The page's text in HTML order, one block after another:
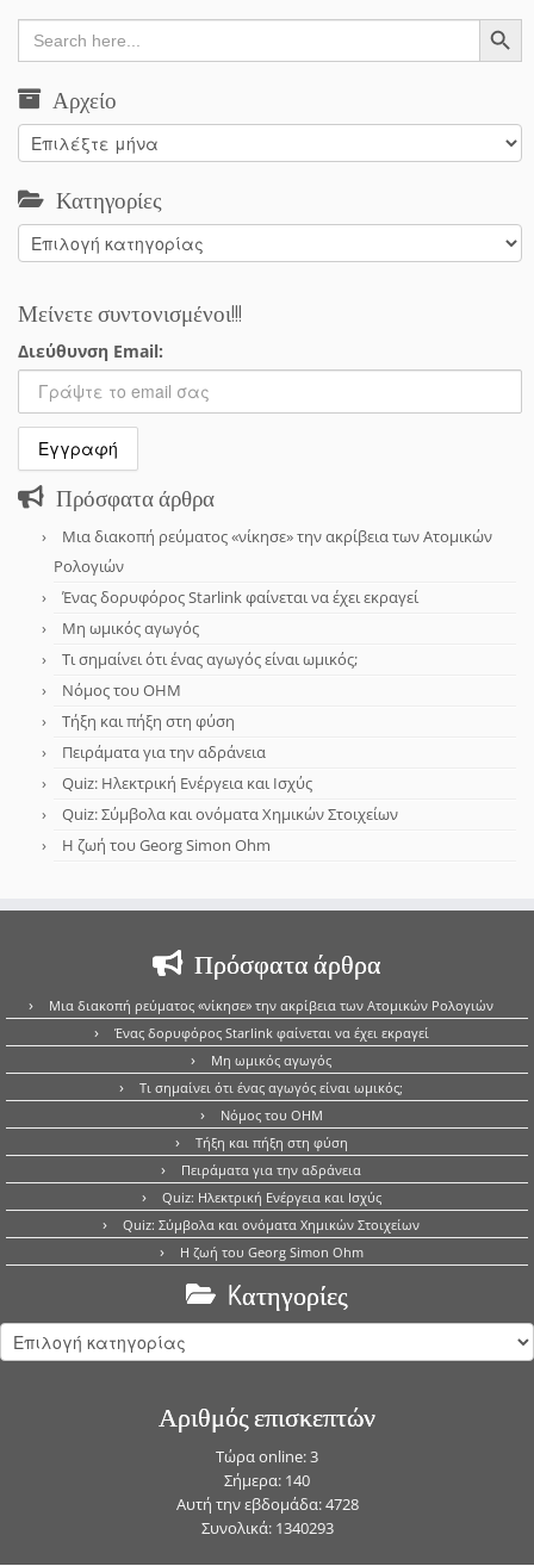
Search
for:
Search Button
Αρχείο
Αρχείο
Κατηγορίες
Κατηγορίες
Μείνετε συντονισμένοι!!!
Διεύθυνση Email:
Πρόσφατα άρθρα
Μια διακοπή ρεύματος «νίκησε» την ακρίβεια των Ατομικών
Ρολογιών
Ένας δορυφόρος Starlink φαίνεται να έχει εκραγεί
Μη ωμικός αγωγός
Τι σημαίνει ότι ένας αγωγός είναι ωμικός;
Νόμος του OHM
Τήξη και πήξη στη φύση
Πειράματα για την αδράνεια
Quiz: Ηλεκτρική Ενέργεια και Ισχύς
Quiz: Σύμβολα και ονόματα Χημικών Στοιχείων
Η ζωή του Georg Simon Ohm
Πρόσφατα άρθρα
Μια διακοπή ρεύματος «νίκησε» την ακρίβεια των Ατομικών Ρολογιών
Ένας δορυφόρος Starlink φαίνεται να έχει εκραγεί
Μη ωμικός αγωγός
Τι σημαίνει ότι ένας αγωγός είναι ωμικός;
Νόμος του OHM
Τήξη και πήξη στη φύση
Πειράματα για την αδράνεια
Quiz: Ηλεκτρική Ενέργεια και Ισχύς
Quiz: Σύμβολα και ονόματα Χημικών Στοιχείων
Η ζωή του Georg Simon Ohm
Kατηγορίες
Kατηγορίες
Αριθμός επισκεπτών
Τώρα online: 3
Σήμερα: 140
Αυτή την εβδομάδα: 4728
Συνολικά: 1340293